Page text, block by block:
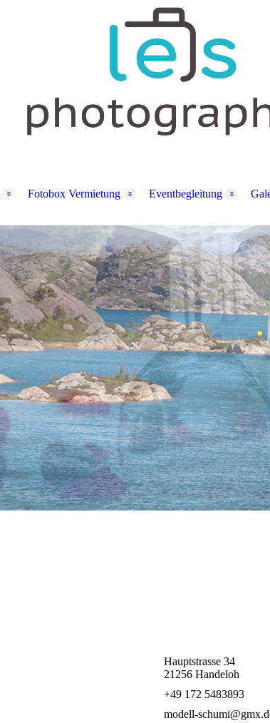
Fotobox Vermietung Eventbegleitung
Hauptstrasse 34
21256 Handeloh
+49 172 5483893
modell-